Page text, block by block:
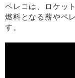
ペレコは、ロケッ
燃料となる薪やペ
す。